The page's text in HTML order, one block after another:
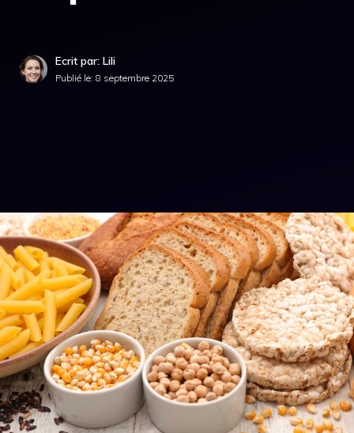
Ecrit par: Lili
Publié le: 8 septembre 2025